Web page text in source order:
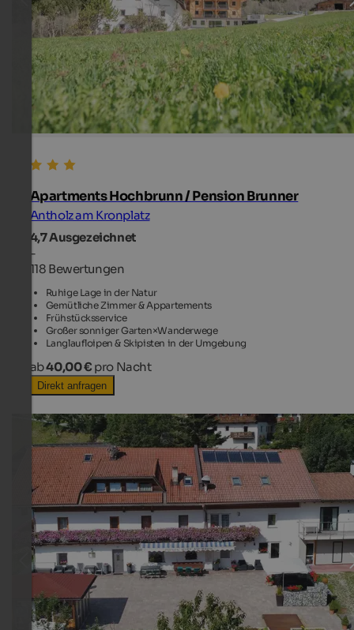
Apartments Hochbrunn / Pension Brunner
Antholz am Kronplatz
4,7Ausgezeichnet
-
118 Bewertungen
Ruhige Lage in der Natur
Gemütliche Zimmer & Appartements
Frühstücksservice
Großer sonniger Garten×Wanderwege
Langlaufloipen & Skipisten in der Umgebung
ab40,00 € pro Nacht
Direkt anfragen